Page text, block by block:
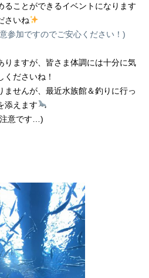
ることができるイベントになります
さいね
参加ですのでご安心ください！)
りますが、皆さま体調には十分に気
ださいね！
ませんが、最近水族館＆釣りに行っ
添えます
意です…)